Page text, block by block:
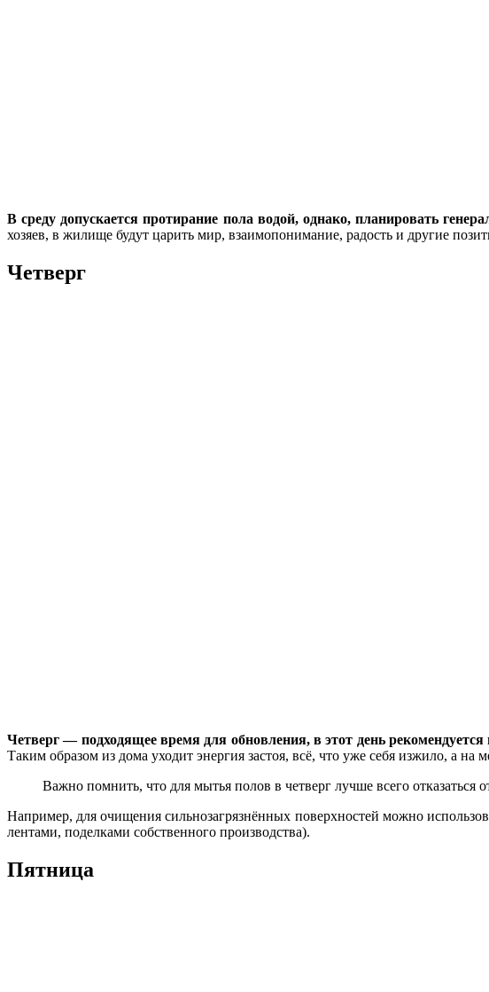
В среду допускается протирание пола водой, однако, планировать
хозяев, в жилище будут царить мир, взаимопонимание, радость и другие
Четверг
Четверг — подходящее время для обновления, в этот день
Таким образом из дома уходит энергия застоя, всё, что уже себя изжило, а на
Важно помнить, что для мытья полов в четверг лучше всего
Например, для очищения сильнозагрязнённых поверхностей можно
лентами, поделками собственного производства).
Пятница